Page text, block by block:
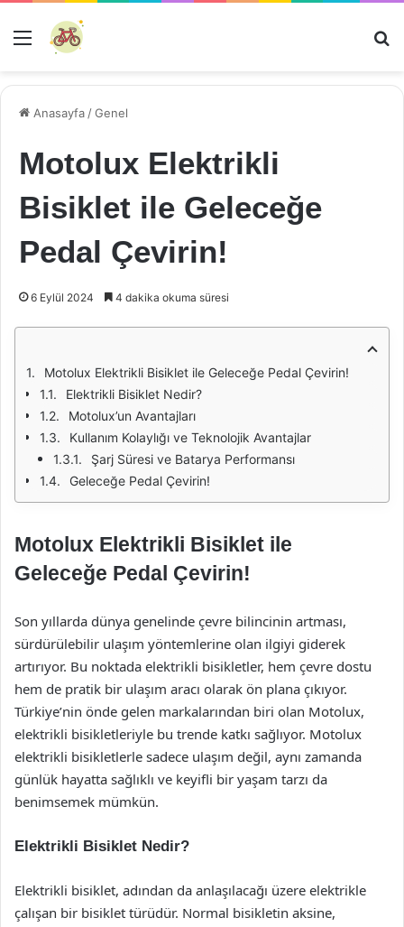
Menü
Anasayfa /Genel
Motolux Elektrikli
Bisiklet ile Geleceğe
Pedal Çevirin!
6 Eylül 2024 4 dakika okuma süresi
Motolux Elektrikli Bisiklet ile Geleceğe Pedal Çevirin!
Elektrikli Bisiklet Nedir?
Motolux’un Avantajları
Kullanım Kolaylığı ve Teknolojik Avantajlar
Şarj Süresi ve Batarya Performansı
Geleceğe Pedal Çevirin!
Motolux Elektrikli Bisiklet ile
Geleceğe Pedal Çevirin!
Son yıllarda dünya genelinde çevre bilincinin artması,
sürdürülebilir ulaşım yöntemlerine olan ilgiyi giderek
artırıyor. Bu noktada elektrikli bisikletler, hem çevre dostu
hem de pratik bir ulaşım aracı olarak ön plana çıkıyor.
Türkiye’nin önde gelen markalarından biri olan Motolux,
elektrikli bisikletleriyle bu trende katkı sağlıyor. Motolux
elektrikli bisikletlerle sadece ulaşım değil, aynı zamanda
günlük hayatta sağlıklı ve keyifli bir yaşam tarzı da
benimsemek mümkün.
Elektrikli Bisiklet Nedir?
Elektrikli bisiklet, adından da anlaşılacağı üzere elektrikle
çalışan bir bisiklet türüdür. Normal bisikletin aksine,